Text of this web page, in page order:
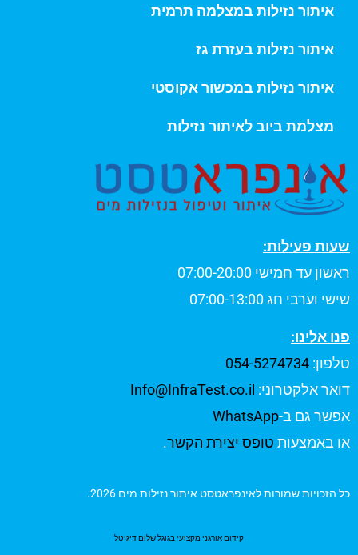
איתור נזילות במצלמה תרמית
איתור נזילות בעזרת גז
איתור נזילות במכשור אקוסטי
מצלמת ביוב לאיתור נזילות
שעות פעילות:
ראשון עד חמישי 07:00-20:00
שישי וערבי חג 07:00-13:00
פנו אלינו:
טלפון: 054-5274734
דואר אלקטרוני: Info@InfraTest.co.il
אפשר גם ב-WhatsApp
או באמצעות טופס יצירת הקשר.
כל הזכויות שמורות לאינפראטסט איתור נזילות מים 2026.
קידום אורגני מקצועי בגוגל שלום דיגיטל